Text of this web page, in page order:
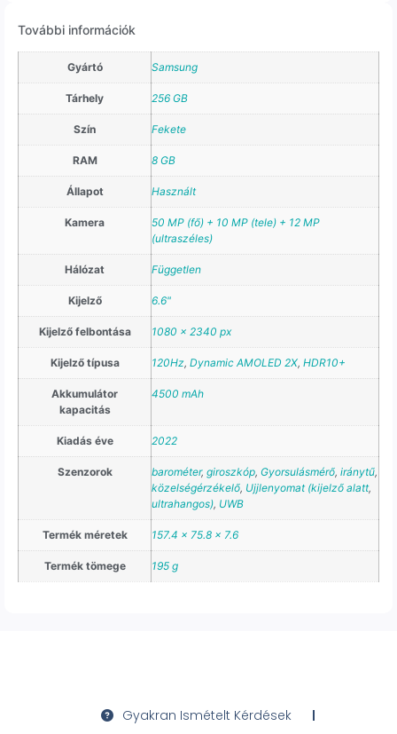
További információk
Gyártó Samsung
Tárhely 256 GB
Szín Fekete
RAM 8 GB
Állapot Használt
Kamera
50 MP (fő) + 10 MP (tele) + 12 MP
(ultraszéles)
Hálózat Független
Kijelző 6.6"
Kijelző felbontása 1080 x 2340 px
Kijelző típusa 120Hz, Dynamic AMOLED 2X, HDR10+
Akkumulátor
kapacitás
4500 mAh
Kiadás éve 2022
Szenzorok barométer, giroszkóp, Gyorsulásmérő, iránytű,
közelségérzékelő, Ujjlenyomat (kijelző alatt,
ultrahangos), UWB
Termék méretek 157.4 x 75.8 x 7.6
Termék tömege 195 g
Gyakran Ismételt Kérdések